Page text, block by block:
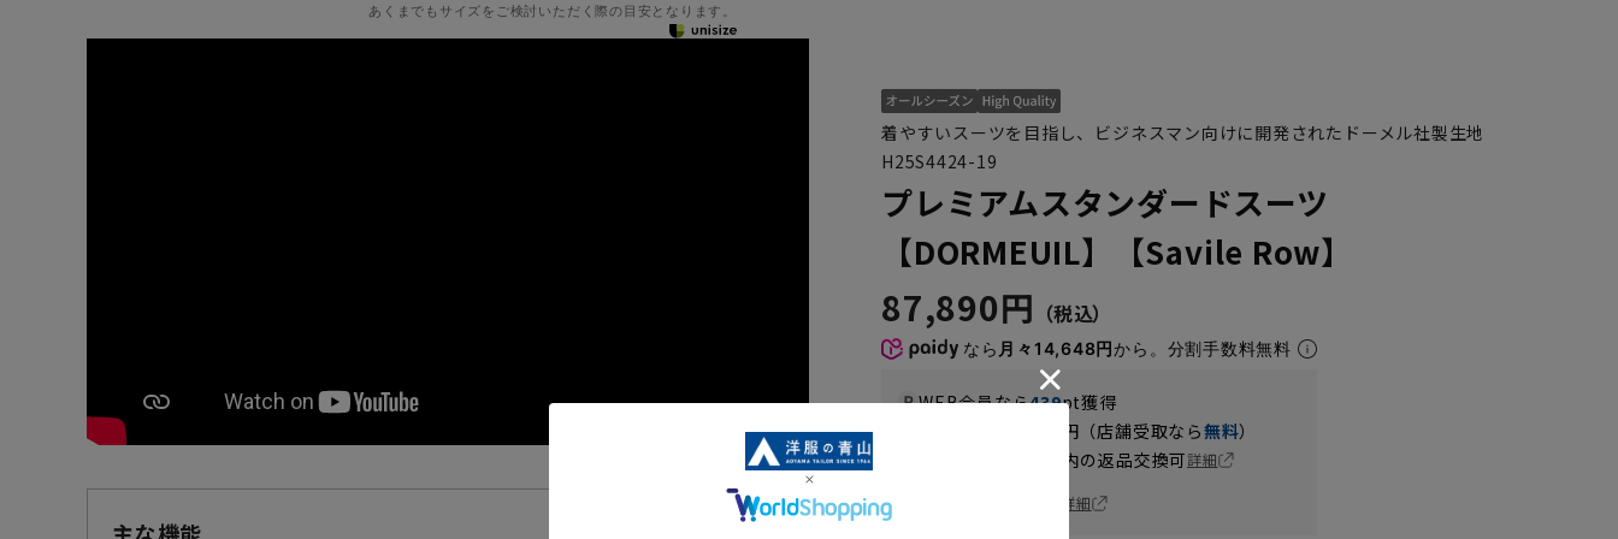
あくまでもサイズをご検討いただく際の目安となります。
着やすいスーツを目指し、ビジネスマン向けに開発されたドーメル社製生地
H25S4424-19
プレミアムスタンダードスーツ
【DORMEUIL】【Savile Row】
87,890円
なら 月々14,648円から。分割手数料無料
WEB会員なら439pt獲得
円（店舗受取なら無料）
日以内の返品交換可詳細
詳細